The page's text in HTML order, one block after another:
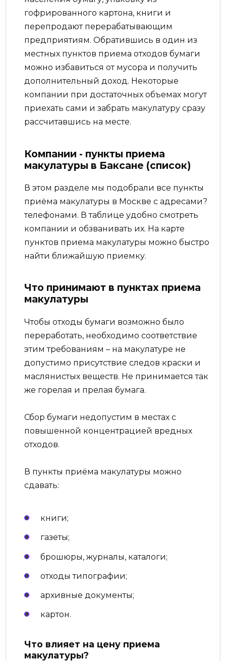
гофрированного картона, книги и
перепродают перерабатывающим
предприятиям. Обратившись в один из
местных пунктов приема отходов бумаги
можно избавиться от мусора и получить
дополнительный доход. Некоторые
компании при достаточных объемах могут
приехать сами и забрать макулатуру сразу
рассчитавшись на месте.
Компании - пункты приема
макулатуры в Баксане (список)
В этом разделе мы подобрали все пункты
приёма макулатуры в Москве с адресами?
телефонами. В таблице удобно смотреть
компании и обзванивать их. На карте
пунктов приема макулатуры можно быстро
найти ближайшую приемку.
Что принимают в пунктах приема
макулатуры
Чтобы отходы бумаги возможно было
переработать, необходимо соответствие
этим требованиям – на макулатуре не
допустимо присутствие следов краски и
маслянистых веществ. Не принимается так
же горелая и прелая бумага.
Сбор бумаги недопустим в местах с
повышенной концентрацией вредных
отходов.
В пункты приёма макулатуры можно
сдавать:
книги;
газеты;
брошюры, журналы, каталоги;
отходы типографии;
архивные документы;
картон.
Что влияет на цену приема
макулатуры?